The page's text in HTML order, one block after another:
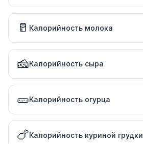
🥛 Калорийность молока
🧀Калорийность сыра
🥒Калорийность огурца
🍗Калорийность куриной грудки